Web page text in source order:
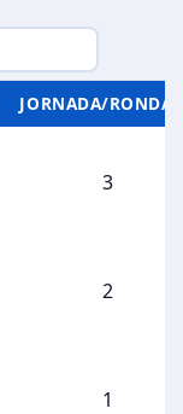
JORNADA/RONDA
3
2
1